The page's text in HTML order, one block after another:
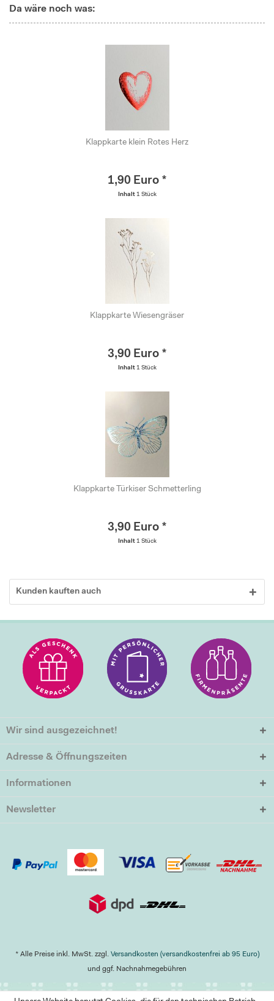
Da wäre noch was:
Klappkarte klein Rotes Herz
1,90 Euro *
Inhalt 1 Stück
Klappkarte Wiesengräser
3,90 Euro *
Inhalt 1 Stück
Klappkarte Türkiser Schmetterling
3,90 Euro *
Inhalt 1 Stück
Kunden kauften auch
Wir sind ausgezeichnet!
Adresse & Öffnungszeiten
Informationen
Newsletter
* Alle Preise inkl. MwSt. zzgl. Versandkosten (versandkostenfrei ab 95 Euro)
und ggf. Nachnahmegebühren